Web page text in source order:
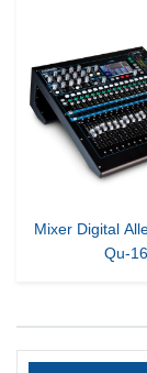
Mixer Digital
Qu-16